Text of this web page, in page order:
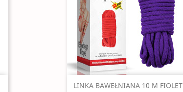
Szybki podgląd
LINKA BAWEŁNIANA 10 M FIOLET